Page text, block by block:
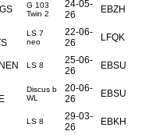
G 103
Twin 2
24-05-
26
EBZH
LS 7
neo
22-06-
26
LFQK
LS 8
25-06-
26
EBSU
Discus b
WL
20-06-
26
EBSU
LS 8
29-03-
26
EBKH